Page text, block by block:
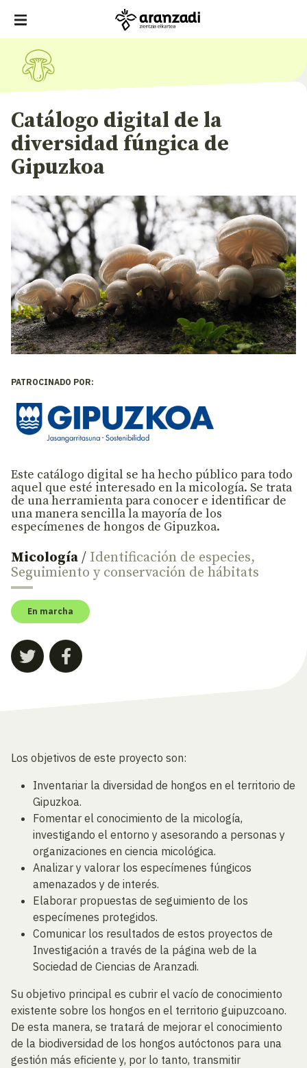
Catálogo digital de la
diversidad fúngica de
Gipuzkoa
PATROCINADO POR:
Este catálogo digital se ha hecho público para todo
aquel que esté interesado en la micología. Se trata
de una herramienta para conocer e identificar de
una manera sencilla la mayoría de los
especímenes de hongos de Gipuzkoa.
Micología / Identificación de especies,
Seguimiento y conservación de hábitats
En marcha
Los objetivos de este proyecto son:
Inventariar la diversidad de hongos en el territorio de
Gipuzkoa.
Fomentar el conocimiento de la micología,
investigando el entorno y asesorando a personas y
organizaciones en ciencia micológica.
Analizar y valorar los especímenes fúngicos
amenazados y de interés.
Elaborar propuestas de seguimiento de los
especímenes protegidos.
Comunicar los resultados de estos proyectos de
Investigación a través de la página web de la
Sociedad de Ciencias de Aranzadi.
Su objetivo principal es cubrir el vacío de conocimiento
existente sobre los hongos en el territorio guipuzcoano.
De esta manera, se tratará de mejorar el conocimiento
de la biodiversidad de los hongos autóctonos para una
gestión más eficiente y, por lo tanto, transmitir